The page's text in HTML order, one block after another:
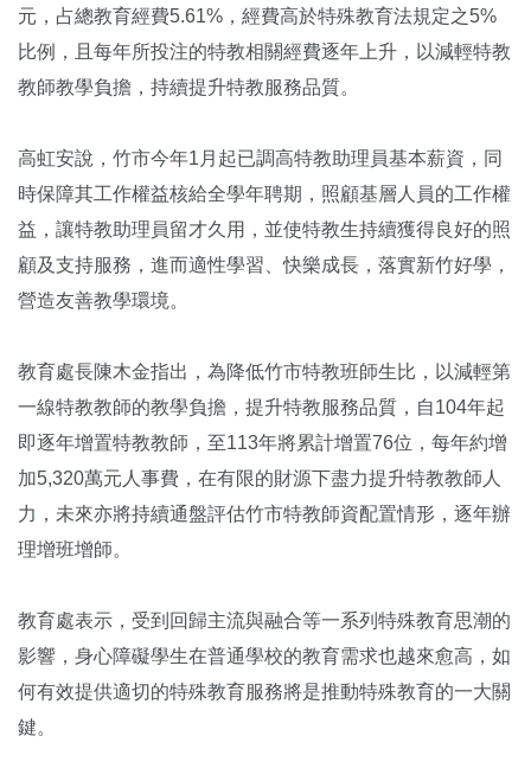
元，占總教育經費5.61%，經費高於特殊教育法規定之5%
比例，且每年所投注的特教相關經費逐年上升，以減輕特教
教師教學負擔，持續提升特教服務品質。
高虹安說，竹市今年1月起已調高特教助理員基本薪資，同
時保障其工作權益核給全學年聘期，照顧基層人員的工作權
益，讓特教助理員留才久用，並使特教生持續獲得良好的照
顧及支持服務，進而適性學習、快樂成長，落實新竹好學，
營造友善教學環境。
教育處長陳木金指出，為降低竹市特教班師生比，以減輕第
一線特教教師的教學負擔，提升特教服務品質，自104年起
即逐年增置特教教師，至113年將累計增置76位，每年約增
加5,320萬元人事費，在有限的財源下盡力提升特教教師人
力，未來亦將持續通盤評估竹市特教師資配置情形，逐年辦
理增班增師。
教育處表示，受到回歸主流與融合等一系列特殊教育思潮的
影響，身心障礙學生在普通學校的教育需求也越來愈高，如
何有效提供適切的特殊教育服務將是推動特殊教育的一大關
鍵。